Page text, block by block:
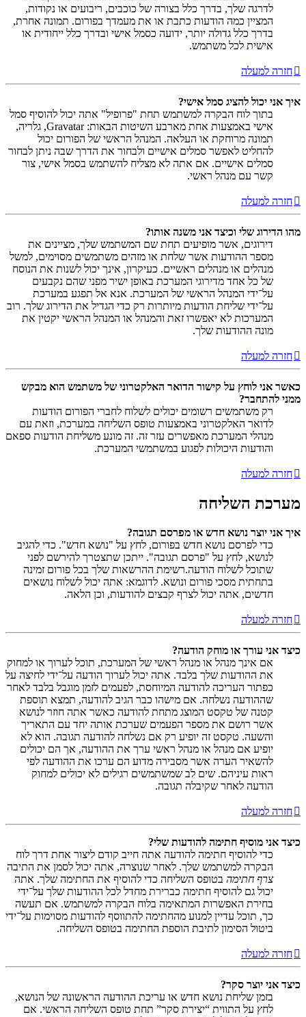
לדרגה שלך, בדרך כלל בצורה של כוכבים, ריבועים או נקודות,
המציין כמה הודעות כתבת או את מעמדך בפורום. תמונה אחרת,
בדרך כלל גדולה יותר, ידועה כסמל אישי ובדרך כלל ייחודית או
אישית לכל משתמש.
חזרה למעלה
איך אני יכול להציג סמל אישי?
בתוך לוח הבקרה למשתמש תחת "פרופיל" אתה יכול להוסיף סמל
אישי באמצעות אחת מארבע השיטות הבאות: Gravatar, גלריה,
תמונה מרוחקת או העלאה. המנהל הראשי של הפורום יכול
להחליט לאפשר סמלים אישיים ולבחור את הדרך שבה ניתן לבחור
סמלים אישיים. אם אתה לא מצליח להשתמש בסמל אישי, צור
קשר עם מנהל ראשי.
חזרה למעלה
מהו הדירוג שלי וכיצד אני משנה אותו?
דירוגים, אשר מופיעים תחת שם המשתמש שלך, מציינים את
מספר ההודעות אשר שלחת או מזהים משתמשים מסוימים, למשל
מנהלים או מנהלים ראשיים. כעיקרון, אינך יכול לשנות את הנוסח
של כל אחד מדירוגי המערכת באופן ישיר מפני שהם נקבעים
על־ידי המנהל הראשי של המערכת. אנא אל תפגע במערכת
על־ידי שליחת הודעות מיותרות רק כדי הגדיל את הדירוג שלך. רוב
המערכות לא יאפשרו זאת והמנהל או המנהל הראשי יקטין את
מונה ההודעות שלך.
חזרה למעלה
כאשר אני לוחץ על קישור הדואר האלקטרוני של משתמש הוא מבקש
ממני להתחבר?
רק משתמשים רשומים יכולים לשלוח לחברי הפורום הודעות
לדואר האלקטרוני באמצעות טופס השליחה במערכת, וזאת עם
מנהלי המערכת מאפשרים עזר זה. זה מונע משליחת הודעות ספאם
והודעות היכולות לפגוע במשתמשי המערכת.
חזרה למעלה
מערכת השליחה
איך אני יוצר נושא חדש או מפרסם תגובה?
כדי לפרסם נושא חדש בפורום, לחץ על "נושא חדש". כדי להגיב
לנושא, לחץ על "פרסם תגובה". ייתכן שתצטרך להירשם לפני
שתוכל לשלוח הודעה.רשימת ההרשאות שלך בכל פורום זמינה
בתחתית מסכי פורום ונושא. לדוגמא: אתה יכול לשלוח נושאים
חדשים, אתה יכול לצרף קבצים להודעות, וכן הלאה.
חזרה למעלה
כיצד אני עורך או מוחק הודעה?
אם אינך מנהל או מנהל ראשי של המערכת, תוכל לערוך או למחוק
את ההודעות שלך בלבד. אתה יכול לערוך הודעה על־ידי לחיצה על
כפתור העריכה להודעה המיוחסת, לפעמים לזמן מוגבל בלבד לאחר
שההודעה נשלחה. אם מישהו כבר הגיב להודעה, תמצא תוספת
קטנה של טקסט המוצג מתחת להודעה כאשר אתה חוזר לנושא
אשר רושם את מספר הפעמים שערכת אותה יחד עם התאריך
והשעה. טקסט זה יופיע רק אם נשלחה להודעה תגובה. הוא לא
יופיע אם מנהל או מנהל ראשי ערך את ההודעה, אך הם יכולים
להשאיר הערה אשר מסבירה מדוע הם ערכו את ההודעה לפי
ראות עיניהם. שים לב שמשתמשים רגילים לא יכולים למחוק
הודעה לאחר שקיבלה תגובה.
חזרה למעלה
כיצד אני מוסיף חתימה להודעות שלי?
כדי להוסיף חתימה להודעה אתה חייב קודם ליצור אחת דרך לוח
הבקרה למשתמש שלך. לאחר שנוצרה, אתה יכול לסמן את התיבה
צרף חתימה בטופס השליחה כדי להוסיף את החתימה שלך. אתה
יכול גם להוסיף חתימה כברירת מחדל לכל ההודעות שלך על־ידי
בחירת האפשרות המתאימה בלוח הבקרה למשתמש. אם תעשה
כך, תוכל עדיין למנוע מהחתימה להתווסף להודעות מסוימות על־ידי
ביטול הסימון לתיבת הוספת החתימה בטופס השליחה.
חזרה למעלה
כיצד אני יוצר סקר?
בזמן שליחת נושא חדש או עריכת ההודעה הראשונה של הנושא,
לחץ על התווית “יצירת סקר” תחת טופס השליחה הראשי. אם